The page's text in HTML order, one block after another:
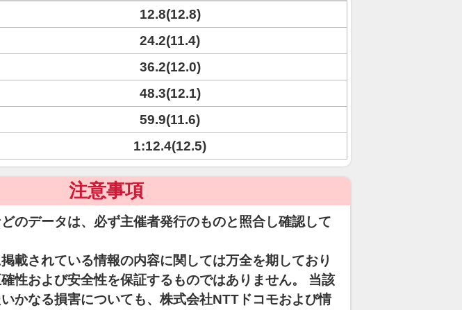
12.8(12.8)
24.2(11.4)
36.2(12.0)
48.3(12.1)
59.9(11.6)
1:12.4(12.5)
注意事項
のデータは、必ず主催者発行のものと照合し確認して
載されている情報の内容に関しては万全を期しており
性および安全性を保証するものではありません。 当該
かなる損害についても、株式会社NTTドコモおよび情